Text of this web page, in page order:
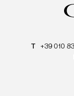
T +39 010